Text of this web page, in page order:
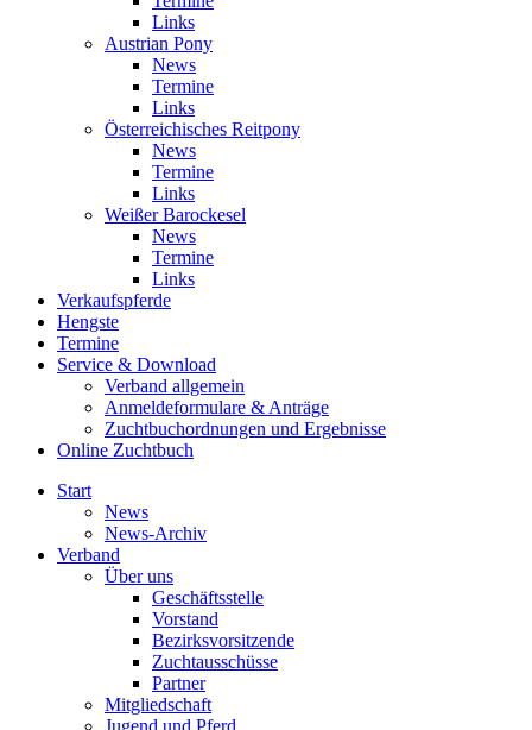
Links
Austrian Pony
News
Termine
Links
Österreichisches Reitpony
News
Termine
Links
Weißer Barockesel
News
Termine
Links
Verkaufspferde
Hengste
Termine
Service & Download
Verband allgemein
Anmeldeformulare & Anträge
Zuchtbuchordnungen und Ergebnisse
Online Zuchtbuch
Start
News
News-Archiv
Verband
Über uns
Geschäftsstelle
Vorstand
Bezirksvorsitzende
Zuchtausschüsse
Partner
Mitgliedschaft
Jugend und Pferd